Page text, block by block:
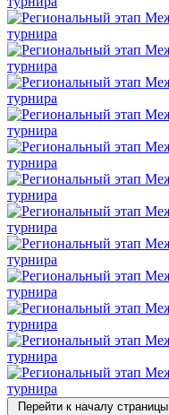
Перейти к началу страницы